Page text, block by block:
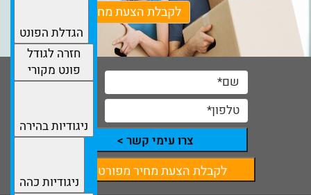
הגדלת הפונט
חזרה לגודל
פונט מקורי
ניגודיות בהירה
ניגודיות כהה
לקבלת הצעת מחיר מפורטת
צרו עימי קשר >
לקבלת הצעת מחיר מפורטת